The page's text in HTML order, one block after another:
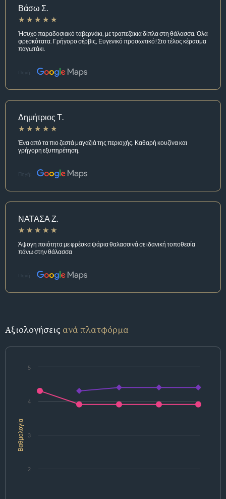
Βάσω Σ.
Ήσυχο παραδοσιακό ταβερνάκι, με τραπεζάκια δίπλα στη θάλασσα. Όλα
φρεσκότατα. Γρήγορο σέρβις, Ευγενικό προσωπικό!Στο τέλος κέρασμα
παγωτάκι.
Πηγή:
Δημήτριος Τ.
Ένα από τα πιο ζεστά μαγαζιά της περιοχής. Καθαρή κουζίνα και
γρήγορη εξυπηρέτηση.
Πηγή:
ΝΑΤΑΣΑ Ζ.
Άψογη ποιότητα με φρέσκα ψάρια θαλασσινά σε ιδανική τοποθεσία
πάνω στην θάλασσα
Πηγή:
Αξιολογήσεις ανά πλατφόρμα
Βαθμολογία
2
3
4
5